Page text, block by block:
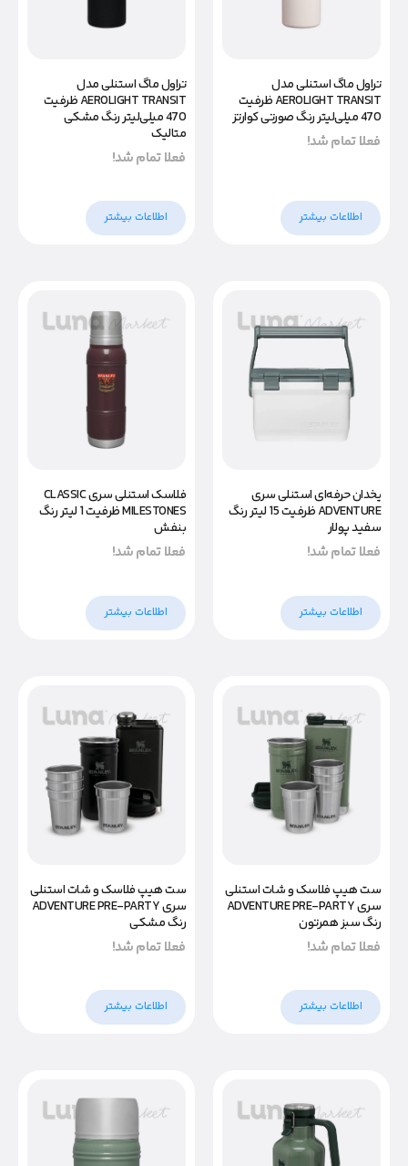
تراول ماگ استنلی مدل
AEROLIGHT TRANSIT ظرفیت
470 میلی‌لیتر رنگ صورتی کوارتز
فعلا تمام شد!
اطلاعات بیشتر
تراول ماگ استنلی مدل
AEROLIGHT TRANSIT ظرفیت
470 میلی‌لیتر رنگ مشکی
متالیک
فعلا تمام شد!
اطلاعات بیشتر
یخدان حرفه‌ای استنلی سری
ADVENTURE ظرفیت 15 لیتر رنگ
سفید پولار
فعلا تمام شد!
اطلاعات بیشتر
فلاسک استنلی سری CLASSIC
MILESTONES ظرفیت 1 لیتر رنگ
بنفش
فعلا تمام شد!
اطلاعات بیشتر
ست هیپ فلاسک و شات استنلی
سری ADVENTURE PRE-PARTY
رنگ سبز همرتون
فعلا تمام شد!
اطلاعات بیشتر
ست هیپ فلاسک و شات استنلی
سری ADVENTURE PRE-PARTY
رنگ مشکی
فعلا تمام شد!
اطلاعات بیشتر